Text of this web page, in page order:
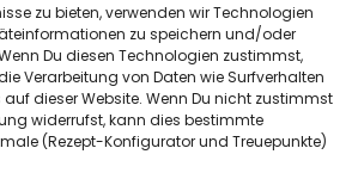
zu bieten, verwenden wir Technologien
zu speichern und/oder
Du diesen Technologien zustimmst,
Verarbeitung von Daten wie Surfverhalten
dieser Website. Wenn Du nicht zustimmst
widerrufst, kann dies bestimmte
(Rezept-Konfigurator und Treuepunkte)
Angebot dar, sondern dient
Zahlungsabwicklung. Die
und hat keinerlei Einfluss auf die
oder die Wahl der
Apotheken sind rechtlich
unterliegen den gesetzlichen